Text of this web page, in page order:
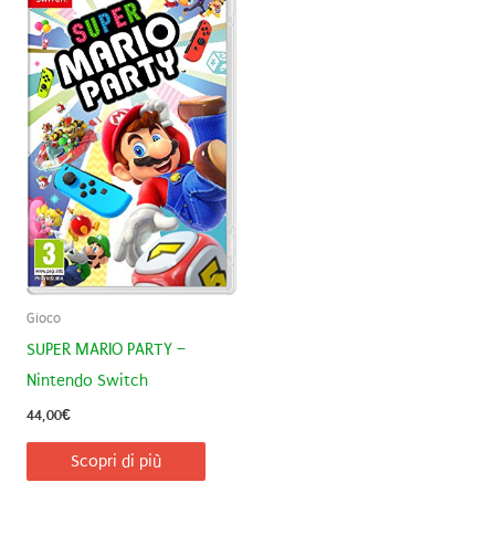
Gioco
SUPER MARIO PARTY –
Nintendo Switch
44,00€
Scopri di più